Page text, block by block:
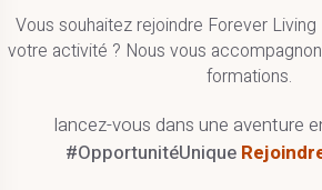
Vous souhaitez rejoindre Forever
votre activité ? Nous vous
formations.
lancez-vous dans une aventure
#OpportunitéUnique